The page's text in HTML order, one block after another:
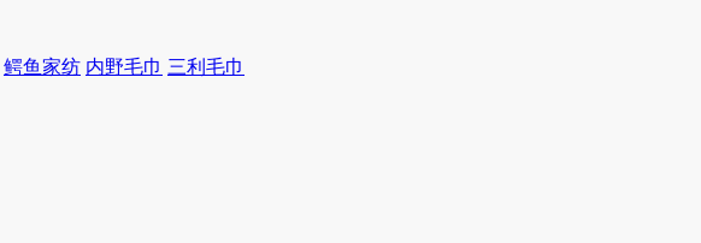
鳄鱼家纺 内野毛巾 三利毛巾